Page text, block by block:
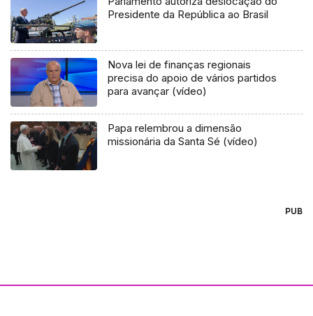
Presidente da República ao Brasil
Nova lei de finanças regionais
precisa do apoio de vários partidos
para avançar (vídeo)
Papa relembrou a dimensão
missionária da Santa Sé (vídeo)
PUB